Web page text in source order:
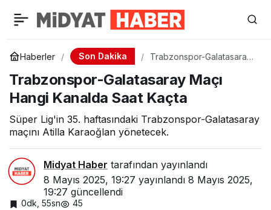
Haberler Son Dakika
Trabzonspor-Galatasaray
Kaçta
Trabzonspor-Galatasaray Maçı
Hangi Kanalda Saat Kaçta
Süper Lig'in 35. haftasındaki Trabzonspor-Galatasaray
maçını Atilla Karaoğlan yönetecek.
Midyat Haber tarafından yayınlandı
8 Mayıs 2025, 19:27 yayınlandı 8 Mayıs 2025,
19:27 güncellendi
0dk, 55sn 45